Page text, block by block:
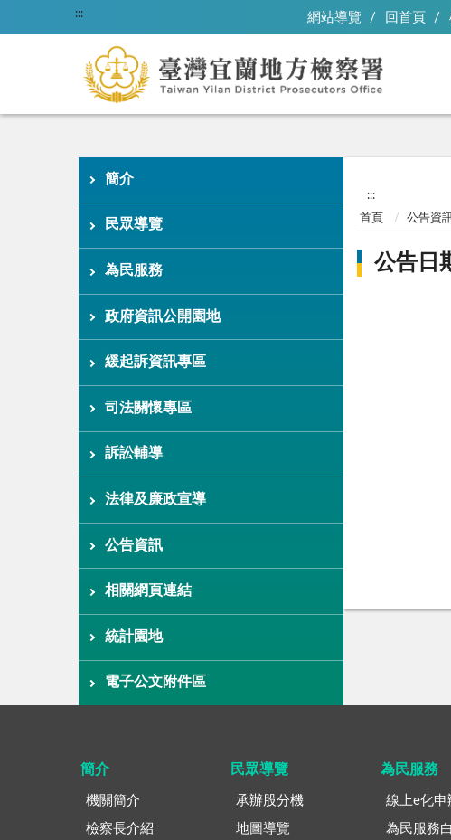
::: 網站導覽 回首頁
簡介
民眾導覽
為民服務
政府資訊公開園地
緩起訴資訊專區
司法關懷專區
訴訟輔導
法律及廉政宣導
公告資訊
相關網頁連結
統計園地
電子公文附件區
:::
首頁 公告資
公告日
簡介
機關簡介
檢察長介紹
民眾導覽
承辦股分機
地圖導覽
為民服務
線上e化申
為民服務